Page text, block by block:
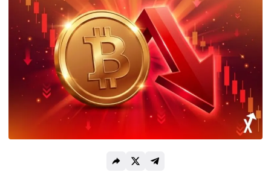
Guides
Acheter Cryptomonnaies
Prédictions
Cryptomonnaies